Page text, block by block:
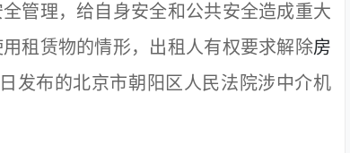
管理，给自身安全和公共安全造成重大
租赁物的情形，出租人有权要求解除房
发布的北京市朝阳区人民法院涉中介机